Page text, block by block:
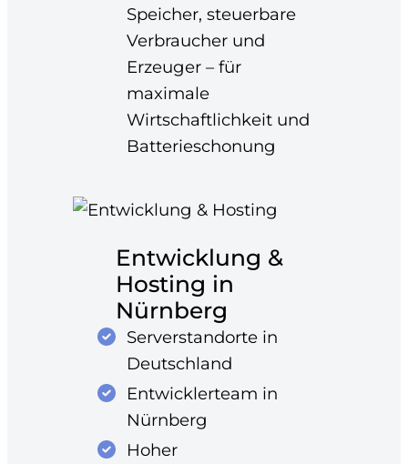
Speicher, steuerbare
Verbraucher und
Erzeuger – für
maximale
Wirtschaftlichkeit und
Batterieschonung
Entwicklung &
Hosting in
Nürnberg
Serverstandorte in
Deutschland
Entwicklerteam in
Nürnberg
Hoher